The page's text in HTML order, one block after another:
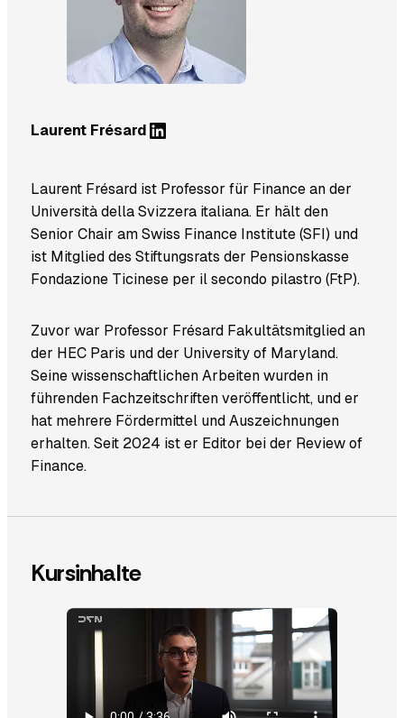
Laurent FrésardLinkedIn
Laurent Frésard ist Professor für Finance an der
Università della Svizzera italiana. Er hält den
Senior Chair am Swiss Finance Institute (SFI) und
ist Mitglied des Stiftungsrats der Pensionskasse
Fondazione Ticinese per il secondo pilastro (FtP).
Zuvor war Professor Frésard Fakultätsmitglied an
der HEC Paris und der University of Maryland.
Seine wissenschaftlichen Arbeiten wurden in
führenden Fachzeitschriften veröffentlicht, und er
hat mehrere Fördermittel und Auszeichnungen
erhalten. Seit 2024 ist er Editor bei der Review of
Finance.
Kursinhalte